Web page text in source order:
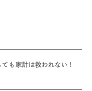
も家計は救われない！